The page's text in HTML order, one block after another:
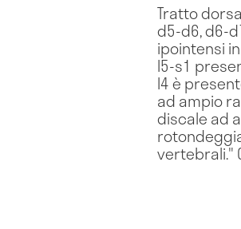
Tratto
d5-d6, d6-
ipointensi
l5-s1
l4 è
ad ampio
discale ad
vertebrali."